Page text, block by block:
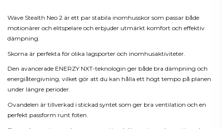
Wave Stealth Neo 2 är ett par stabila inomhusskor som passar både
motionärer och elitspelare och erbjuder utmärkt komfort och effektiv
dämpning.
Skorna är perfekta för olika lagsporter och inomhusaktiviteter.
Den avancerade ENERZY NXT-teknologin ger både bra dämpning och
energiåtergivning, vilket gör att du kan hålla ett högt tempo på planen
under längre perioder.
Ovandelen är tillverkad i stickad syntet som ger bra ventilation och en
perfekt passform runt foten.